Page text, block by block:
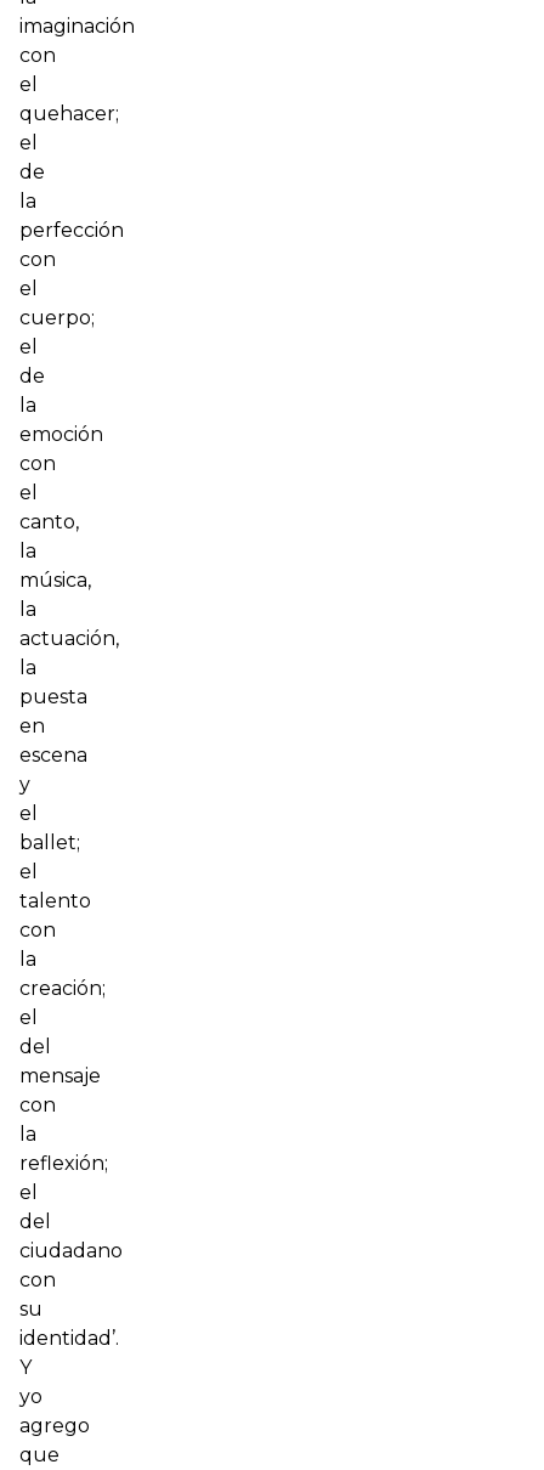
imaginación
con
el
quehacer;
el
de
la
perfección
con
el
cuerpo;
el
de
la
emoción
con
el
canto,
la
música,
la
actuación,
la
puesta
en
escena
y
el
ballet;
el
talento
con
la
creación;
el
del
mensaje
con
la
reflexión;
el
del
ciudadano
con
su
identidad’.
Y
yo
agrego
que